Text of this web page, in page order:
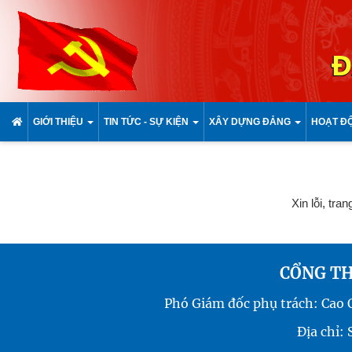
GIỚI THIỆU TIN TỨC - SỰ KIỆN XÂY DỰNG ĐẢNG HOẠT
Xin lỗi,
CỔNG
Phó Giám đốc phụ trách:
Địa chỉ: